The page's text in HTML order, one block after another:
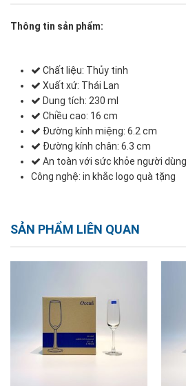
Thông tin sản phẩm:
Chất liệu: Thủy tinh
Xuất xứ: Thái Lan
Dung tích: 230 ml
Chiều cao: 16 cm
Đường kính miệng: 6.2 cm
Đường kính chân: 6.3 cm
An toàn với sức khỏe người dùng
Công nghệ: in khắc logo quà tặng
SẢN PHẨM LIÊN QUAN